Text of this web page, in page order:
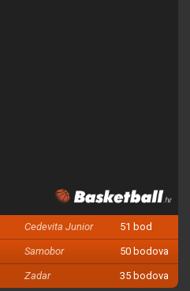
Cedevita Junior 51 bod
Samobor 50 bodova
Zadar 35 bodova